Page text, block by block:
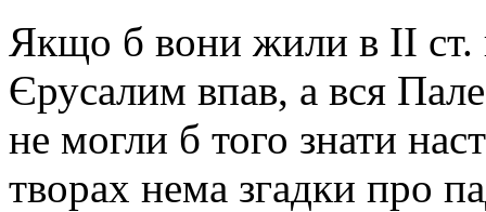
Якщо б вони жили в II ст.
Єрусалим впав, а вся
не могли б того знати
творах нема згадки про